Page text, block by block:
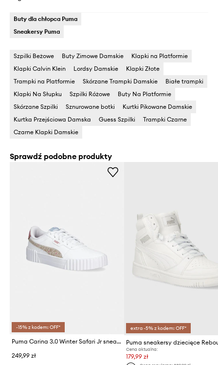
Buty dla chłopca Puma
Sneakersy Puma
Szpilki Beżowe Buty Zimowe Damskie
Klapki na Platformie
Klapki Calvin Klein
Lordsy Damskie
Klapki Złote
Trampki na Platformie
Skórzane Trampki Damskie
Białe trampki
Klapki Na Słupku
Szpilki Różowe
Buty Na Platformie
Skórzane Szpilki
Sznurowane botki
Kurtki Pikowane Damskie
Kurtka Przejściowa Damska
Guess Szpilki
Trampki Czarne
Czarne Klapki Damskie
Sprawdź podobne produkty
-15% z kodem: OFF*
Puma Carina 3.0 Winter Safari Jr sneakersy dziecięce
249,99 zł
extra -5% z kodem: OFF*
Cena aktualna:
179,99 zł